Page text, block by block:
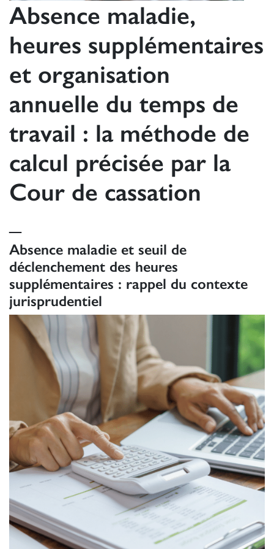
Absence maladie,
heures supplémentaires
et organisation
annuelle du temps de
travail : la méthode de
calcul précisée par la
Cour de cassation
Absence maladie et seuil de
déclenchement des heures
supplémentaires : rappel du contexte
jurisprudentiel